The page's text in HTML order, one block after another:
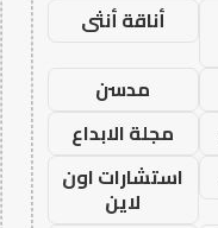
أناقة أنثى
مدسن
مجلة الابداع
استشارات اون
لاين